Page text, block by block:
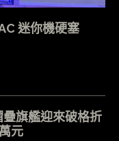
迷你機硬塞
疊旗艦迎來破格折
元